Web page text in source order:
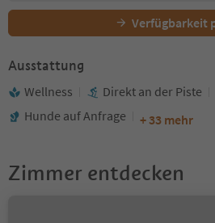
Verfügbarkeit
Ausstattung
Wellness Direkt an der Piste
Hunde auf Anfrage
+ 33 mehr
Zimmer entdecken